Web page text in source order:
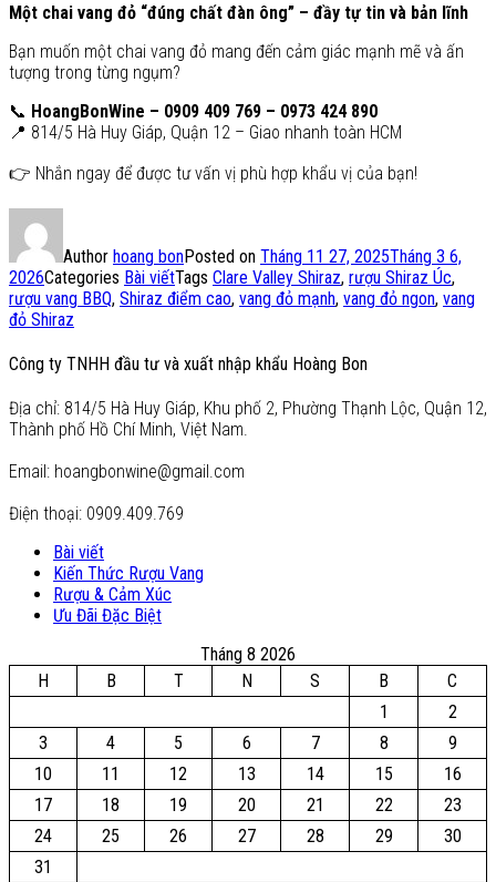
Một chai vang đỏ “đúng chất đàn ông” – đầy tự tin và bản lĩnh
Bạn muốn một chai vang đỏ mang đến cảm giác mạnh mẽ và ấn
tượng trong từng ngụm?
📞 HoangBonWine – 0909 409 769 – 0973 424 890
📍 814/5 Hà Huy Giáp, Quận 12 – Giao nhanh toàn HCM
👉 Nhắn ngay để được tư vấn vị phù hợp khẩu vị của bạn!
Author hoang bonPosted on Tháng 11 27, 2025Tháng 3 6,
2026Categories Bài viếtTags Clare Valley Shiraz, rượu Shiraz Úc,
rượu vang BBQ, Shiraz điểm cao, vang đỏ mạnh, vang đỏ ngon, vang
đỏ Shiraz
Công ty TNHH đầu tư và xuất nhập khẩu Hoàng Bon
Địa chỉ: 814/5 Hà Huy Giáp, Khu phố 2, Phường Thạnh Lộc, Quận 12,
Thành phố Hồ Chí Minh, Việt Nam.
Email: hoangbonwine@gmail.com
Điện thoại: 0909.409.769
Bài viết
Kiến Thức Rượu Vang
Rượu & Cảm Xúc
Ưu Đãi Đặc Biệt
Tháng 8 2026
H
B T N S B
C
1
2
3
4 5 6 7 8
9
10
11 12 13 14 15
16
17
18 19 20 21 22
23
24
25 26 27 28 29
30
31